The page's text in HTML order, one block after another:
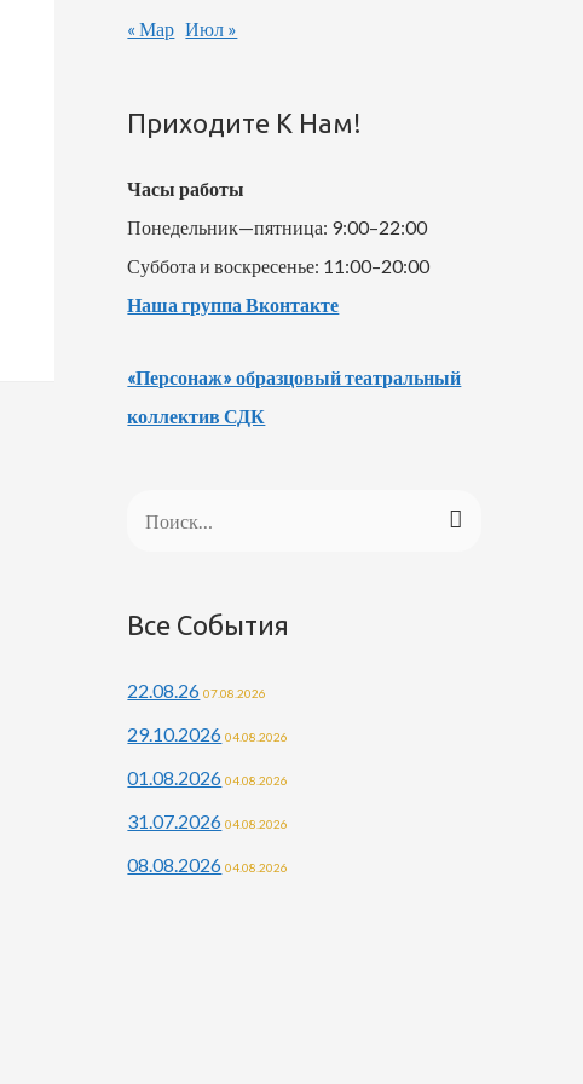
« Мар Июл »
Приходите К Нам!
Часы работы
Понедельник—пятница: 9:00–22:00
Суббота и воскресенье: 11:00–20:00
Наша группа Вконтакте
«Персонаж» образцовый театральный
коллектив СДК
Все События
22.08.26 07.08.2026
29.10.2026 04.08.2026
01.08.2026 04.08.2026
31.07.2026 04.08.2026
08.08.2026 04.08.2026